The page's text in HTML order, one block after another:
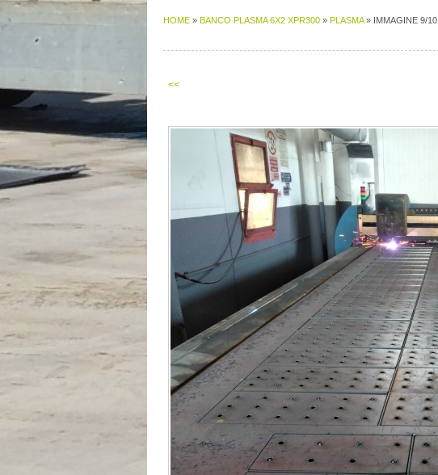
HOME » BANCO PLASMA 6X2 XPR300 » PLASMA» IMMAGINE 9/10
<<